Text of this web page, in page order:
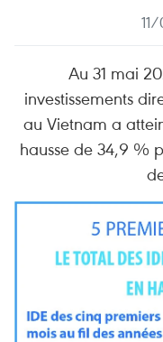
Au 31 mai
investissements
au Vietnam a
hausse de 34,9 %